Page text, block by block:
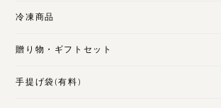
冷凍商品
贈り物・ギフトセット
手提げ袋(有料)